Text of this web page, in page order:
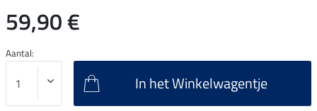
59,90 €
Aantal:
In het Winkelwagentje